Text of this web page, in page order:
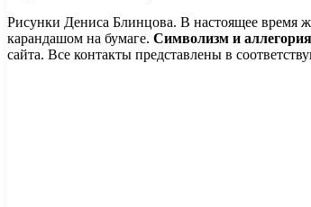
Рисунки Дениса Блинцова. В настоящее время
карандашом на бумаге. Символизм и аллегория
сайта. Все контакты представлены в